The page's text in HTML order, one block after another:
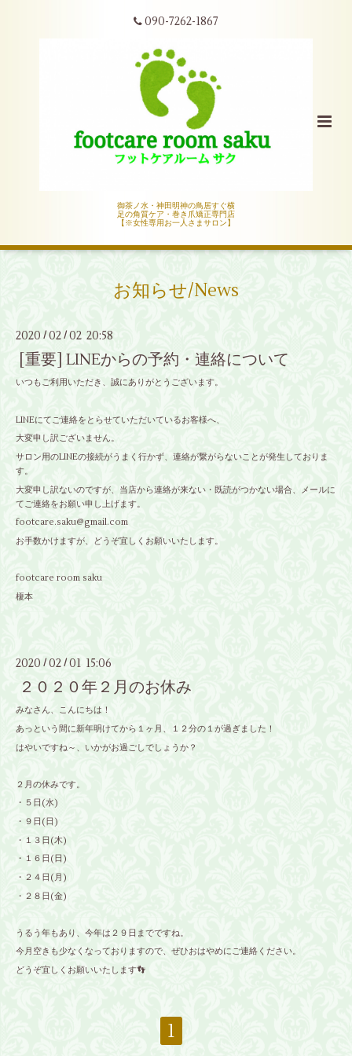
090-7262-1867
御茶ノ水・神田明神の鳥居すぐ横
足の角質ケア・巻き爪矯正専門店
【※女性専用お一人さまサロン】
お知らせ/News
2020 /02 / 02 20:58
[重要] LINEからの予約・連絡について
いつもご利用いただき、誠にありがとうございます。
LINEにてご連絡をとらせていただいているお客様へ、
大変申し訳ございません。
サロン用のLINEの接続がうまく行かず、連絡が繋がらないことが発生しておりま
す。
大変申し訳ないのですが、当店から連絡が来ない・既読がつかない場合、メールに
てご連絡をお願い申し上げます。
footcare.saku@gmail.com
お手数かけますが、どうぞ宜しくお願いいたします。
footcare room saku
榎本
2020 /02 /01 15:06
２０２０年２月のお休み
みなさん、こんにちは！
あっという間に新年明けてから１ヶ月、１２分の１が過ぎました！
はやいですね～、いかがお過ごしでしょうか？
２月の休みです。
・５日(水)
・９日(日)
・１３日(木)
・１６日(日)
・２４日(月)
・２８日(金)
うるう年もあり、今年は２９日までですね。
今月空きも少なくなっておりますので、ぜひおはやめにご連絡ください。
どうぞ宜しくお願いいたします👣
1